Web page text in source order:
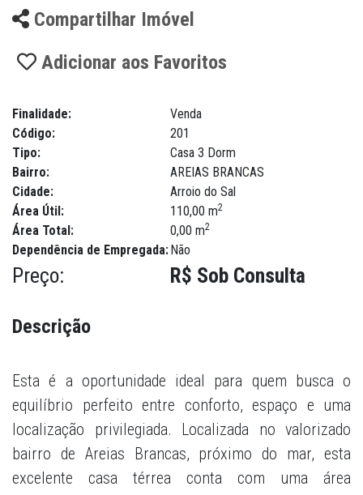
Compartilhar Imóvel
Adicionar aos Favoritos
Finalidade:
Código:
Tipo:
Bairro:
Cidade:
Área Útil:
Área Total:
Dependência de Empregada:
Preço:
Venda
201
Casa 3 Dorm
AREIAS BRANCAS
Arroio do Sal
110,00 m2
0,00 m2
Não
R$ Sob Consulta
Descrição
Esta é a oportunidade ideal para quem busca o
equilíbrio perfeito entre conforto, espaço e uma
localização privilegiada. Localizada no valorizado
bairro de Areias Brancas, próximo do mar, esta
excelente casa térrea conta com uma área